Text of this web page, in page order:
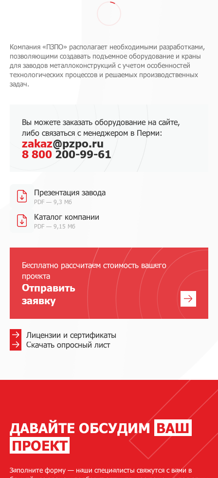
Компания «ПЗПО» располагает необходимыми разработками,
позволяющими создавать подъемное оборудование и краны
для заводов металлоконструкций с учетом особенностей
технологических процессов и решаемых производственных
задач.
Вы можете заказать оборудование на сайте,
либо связаться с менеджером в Перми:
zakaz@pzpo.ru
8 800 200-99-61
Презентация завода
PDF — 9,3 Мб
Каталог компании
PDF — 9,15 Мб
Бесплатно рассчитаем стоимость вашего
проекта
Отправить
заявку
Лицензии и сертификаты
Скачать опросный лист
ДАВАЙТЕ ОБСУДИМ ВАШ
ПРОЕКТ
Заполните форму — наши специалисты свяжутся с вами в